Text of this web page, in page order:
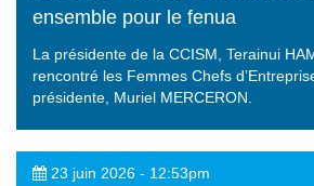
ensemble pour le fenua
La présidente de la CCISM, Terainui
rencontré les Femmes Chefs
présidente, Muriel MERCERON.
23 juin 2026 - 12:53pm